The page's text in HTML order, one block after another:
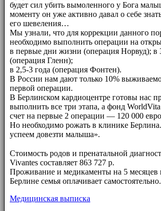
будет сил убить вымоленного у Бога
моменту он уже активно давал о себе
его шевеления…
Мы узнали, что для коррекции данного
необходимо выполнить операции на
в первые дни жизни (операция Норвуд); в
(операция Гленн);
в 2,5-3 года (операция Фонтен).
В России нам дают только 10%
первой операции.
В Берлинском кардиоцентре готовы нас
выполнить все три этапа, а фонд
счет на первые 2 операции — 120 000
Но необходимо рожать в клинике
успеем довезти малыша».
Стоимость родов и пренатальной
Vivantes составляет 863 727 р.
Проживание и медикаменты на 5 месяцев
Берлине семья оплачивает самостоятельно.
Медицинская выписка